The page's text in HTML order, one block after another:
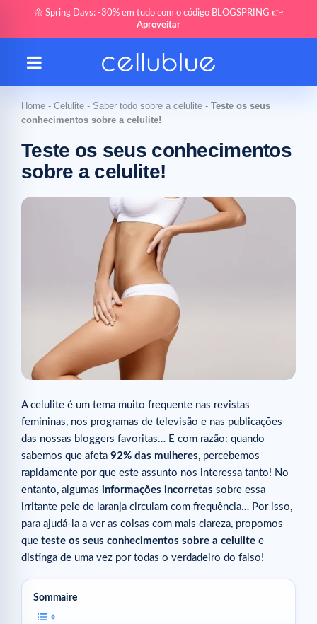
🌼 Spring Days: -30% em tudo com o código BLOGSPRING 👉
Aproveitar
Home - Celulite - Saber todo sobre a celulite - Teste os seus
conhecimentos sobre a celulite!
Teste os seus conhecimentos
sobre a celulite!
A celulite é um tema muito frequente nas revistas
femininas, nos programas de televisão e nas publicações
das nossas bloggers favoritas… E com razão: quando
sabemos que afeta 92% das mulheres, percebemos
rapidamente por que este assunto nos interessa tanto! No
entanto, algumas informações incorretas sobre essa
irritante pele de laranja circulam com frequência… Por isso,
para ajudá-la a ver as coisas com mais clareza, propomos
que teste os seus conhecimentos sobre a celulite e
distinga de uma vez por todas o verdadeiro do falso!
Sommaire